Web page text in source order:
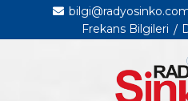
Frekans Bilgileri